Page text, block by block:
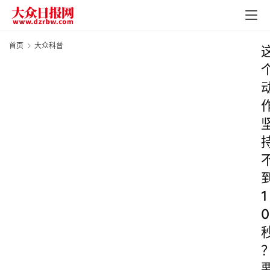
首页 大众科普
1
0